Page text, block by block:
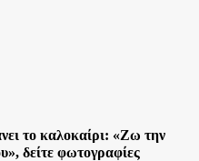
το καλοκαίρι: «Ζω την
δείτε φωτογραφίες